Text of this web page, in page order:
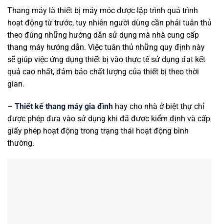
Thang máy là thiết bị máy móc được lập trình quá trình
hoạt động từ trước, tuy nhiên người dùng cần phải tuân thủ
theo đúng những hướng dẫn sử dụng mà nhà cung cấp
thang máy hướng dẫn. Việc tuân thủ những quy định này
sẽ giúp việc ứng dụng thiết bị vào thực tế sử dụng đạt kết
quả cao nhất, đảm bảo chất lượng của thiết bị theo thời
gian.
– Thiết kế thang máy gia đình hay cho nhà ở biệt thự chỉ
được phép đưa vào sử dụng khi đã được kiểm định và cấp
giấy phép hoạt động trong trạng thái hoạt động bình
thường.